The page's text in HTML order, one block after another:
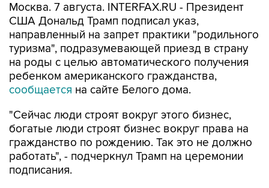
Москва. 7 августа. INTERFAX.RU - Президент
США Дональд Трамп подписал указ,
направленный на запрет практики "родильного
туризма", подразумевающей приезд в страну
на роды с целью автоматического получения
ребенком американского гражданства,
сообщается на сайте Белого дома.
"Сейчас люди строят вокруг этого бизнес,
богатые люди строят бизнес вокруг права на
гражданство по рождению. Так это не должно
работать", - подчеркнул Трамп на церемонии
подписания.